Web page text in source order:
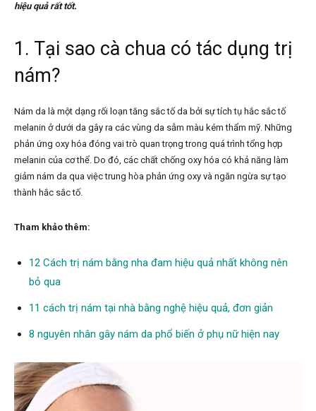
hiệu quả rất tốt.
1. Tại sao cà chua có tác dụng trị
nám?
Nám da là một dạng rối loạn tăng sắc tố da bởi sự tích tụ hắc sắc tố
melanin ở dưới da gây ra các vùng da sẫm màu kém thẩm mỹ. Những
phản ứng oxy hóa đóng vai trò quan trọng trong quá trình tổng hợp
melanin của cơ thể. Do đó, các chất chống oxy hóa có khả năng làm
giảm nám da qua việc trung hòa phản ứng oxy và ngăn ngừa sự tạo
thành hắc sắc tố.
Tham khảo thêm:
12 Cách trị nám bằng nha đam hiệu quả nhất không nên
bỏ qua
11 cách trị nám tại nhà bằng nghệ hiệu quả, đơn giản
8 nguyên nhân gây nám da phổ biến ở phụ nữ hiện nay